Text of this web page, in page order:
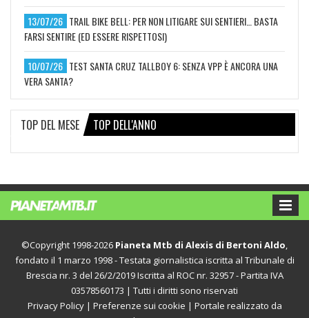
13/07/26 TRAIL BIKE BELL: PER NON LITIGARE SUI SENTIERI… BASTA
FARSI SENTIRE (ED ESSERE RISPETTOSI)
10/07/26 TEST SANTA CRUZ TALLBOY 6: SENZA VPP È ANCORA UNA
VERA SANTA?
TOP DEL MESE TOP DELL'ANNO
©Copyright 1998-2026 Pianeta Mtb di Alexis di Bertoni Aldo
fondato il 1 marzo 1998 - Testata giornalistica iscritta al Tribunale di
Brescia nr. 3 del 26/2/2019 Iscritta al ROC nr. 32957 - Partita IVA
03578560173 | Tutti i diritti sono riservati
Privacy Policy| Preferenze sui cookie | Portale realizzato da